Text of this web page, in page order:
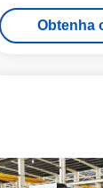
16/20/25/32/
Obtenha